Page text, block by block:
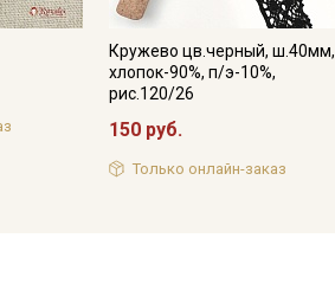
Кружево цв.черный, ш.40мм,
хлопок-90%, п/э-10%,
рис.120/26
150 руб.
Только онлайн-заказ